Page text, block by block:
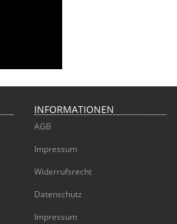
INFORMATIONEN
AGB
Impressum
Widerrufsrecht
Datenschutz
Impressum